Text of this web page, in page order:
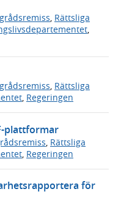
, Rättsliga
,
, Rättsliga
, Regeringen
plattformar
Rättsliga
Regeringen
för